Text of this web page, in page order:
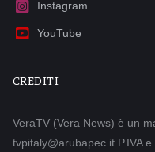
Instagram
YouTube
CREDITI
VeraTV (Vera News) è un
tvpitaly@arubapec.it P.IVA